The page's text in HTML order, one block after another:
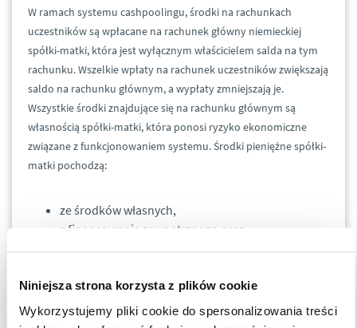
Niniejsza strona korzysta z plików cookie
Wykorzystujemy pliki cookie do spersonalizowania treści
W ramach systemu cashpoolingu, środki na rachunkach
uczestników są wpłacane na rachunek główny niemieckiej
spółki-matki, która jest wyłącznym właścicielem salda na tym
rachunku. Wszelkie wpłaty na rachunek uczestników zwiększają
saldo na rachunku głównym, a wypłaty zmniejszają je.
Wszystkie środki znajdujące się na rachunku głównym są
własnością spółki-matki, która ponosi ryzyko ekonomiczne
związane z funkcjonowaniem systemu. Środki pieniężne spółki-
matki pochodzą:
ze środków własnych,
z finansowania zewnętrznego oraz
z rozliczeń dokonywanych przez spółkę-matkę z
gospodarowania nadwyżkami finansowymi
wygenerowanymi przez te podmioty).